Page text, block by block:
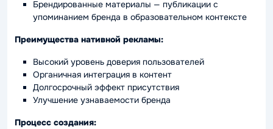
Брендированные материалы — публикации с
упоминанием бренда в образовательном контексте
Преимущества нативной рекламы:
Высокий уровень доверия пользователей
Органичная интеграция в контент
Долгосрочный эффект присутствия
Улучшение узнаваемости бренда
Процесс создания: